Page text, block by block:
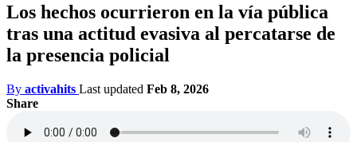
Los hechos ocurrieron en la vía pública
tras una actitud evasiva al percatarse de
la presencia policial
By activahits Last updated Feb 8, 2026
Share